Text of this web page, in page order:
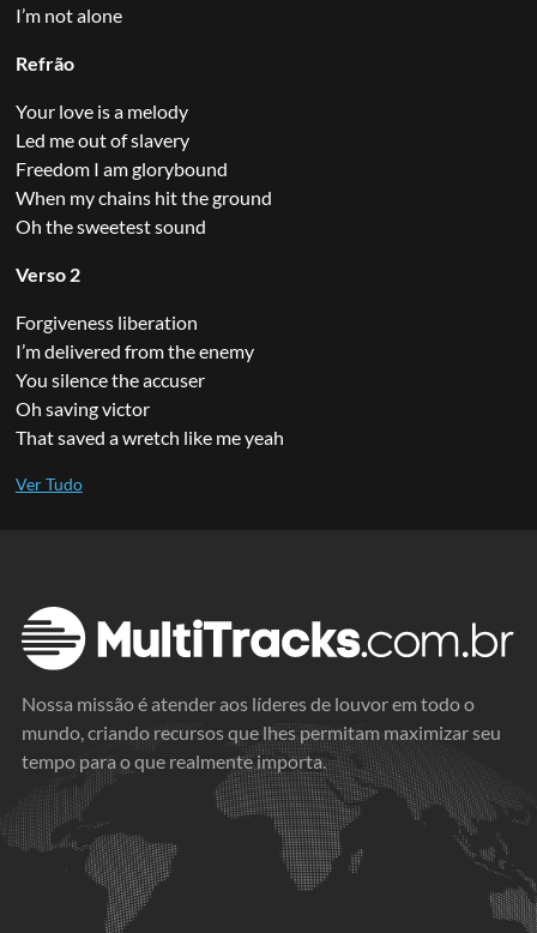
I’m not alone
Refrão
Your love is a melody
Led me out of slavery
Freedom I am glorybound
When my chains hit the ground
Oh the sweetest sound
Verso 2
Forgiveness liberation
I’m delivered from the enemy
You silence the accuser
Oh saving victor
That saved a wretch like me yeah
Nossa missão é atender aos líderes de louvor em todo o
mundo, criando recursos que lhes permitam maximizar seu
tempo para o que realmente importa.